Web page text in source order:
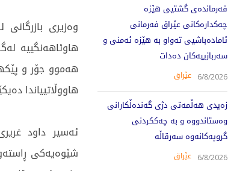
فەرماندەی گشتیی هێزە
چەکدارەکانی عێراق فەرمانی
ئامادەباشیی تەواو بە هێزە ئەمنی و
سەربازییەکان دەدات
6/8/2026 عێراق
زەیدی هەڵمەتی دژی گەندەڵکارانی
وەستاندووە و بە چەککردنی
گروپەکانەوە سەرقاڵە
6/8/2026 عێراق
وەزیری بازرگانی
هاوئاهەنگییە
هەموو جۆر و
هاووڵاتییاندا
ئەسیر داود
شێوەیەکی